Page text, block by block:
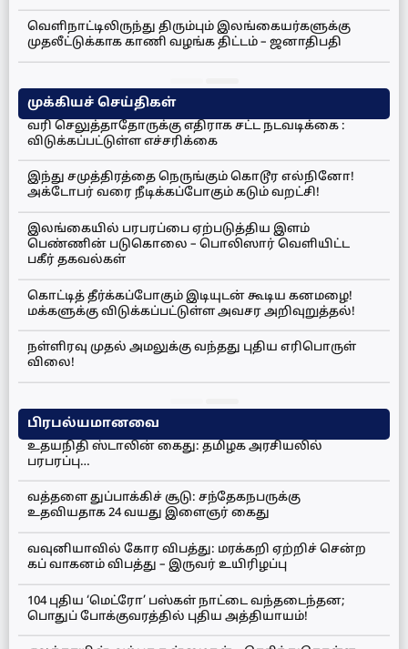
வெளிநாட்டிலிருந்து திரும்பும் இலங்கையர்களுக்கு
முதலீட்டுக்காக காணி வழங்க திட்டம் – ஜனாதிபதி
முக்கியச் செய்திகள்
வரி செலுத்தாதோருக்கு எதிராக சட்ட நடவடிக்கை :
விடுக்கப்பட்டுள்ள எச்சரிக்கை
இந்து சமுத்திரத்தை நெருங்கும் கொடூர எல்நினோ!
அக்டோபர் வரை நீடிக்கப்போகும் கடும் வறட்சி!
இலங்கையில் பரபரப்பை ஏற்படுத்திய இளம்
பெண்ணின் படுகொலை – பொலிஸார் வெளியிட்ட
பகீர் தகவல்கள்
கொட்டித் தீர்க்கப்போகும் இடியுடன் கூடிய கனமழை!
மக்களுக்கு விடுக்கப்பட்டுள்ள அவசர அறிவுறுத்தல்!
நள்ளிரவு முதல் அமலுக்கு வந்தது புதிய எரிபொருள்
விலை!
பிரபல்யமானவை
உதயநிதி ஸ்டாலின் கைது: தமிழக அரசியலில்
பரபரப்பு…
வத்தளை துப்பாக்கிச் சூடு: சந்தேகநபருக்கு
உதவியதாக 24 வயது இளைஞர் கைது
வவுனியாவில் கோர விபத்து: மரக்கறி ஏற்றிச் சென்ற
கப் வாகனம் விபத்து – இருவர் உயிரிழப்பு
104 புதிய ‘மெட்ரோ’ பஸ்கள் நாட்டை வந்தடைந்தன;
பொதுப் போக்குவரத்தில் புதிய அத்தியாயம்!